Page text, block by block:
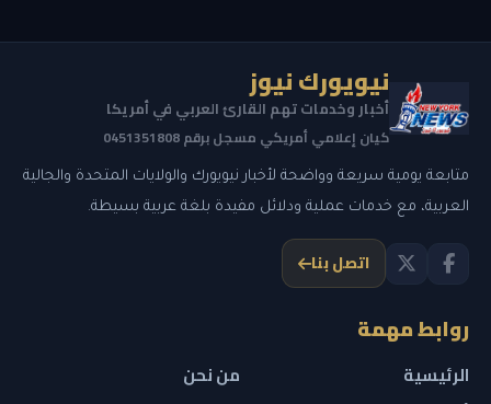
نيويورك نيوز
أخبار وخدمات تهم القارئ العربي في أمريكا
كيان إعلامي أمريكي مسجل برقم 0451351808
متابعة يومية سريعة وواضحة لأخبار نيويورك والولايات المتحدة والجالية
العربية، مع خدمات عملية ودلائل مفيدة بلغة عربية بسيطة.
اتصل بنا
روابط مهمة
الرئيسية
من نحن